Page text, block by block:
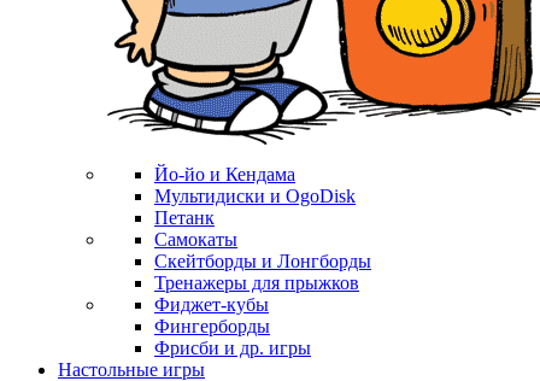
Йо-йо и Кендама
Мультидиски и OgoDisk
Петанк
Самокаты
Скейтборды и Лонгборды
Тренажеры для прыжков
Фиджет-кубы
Фингерборды
Фрисби и др. игры
Настольные игры